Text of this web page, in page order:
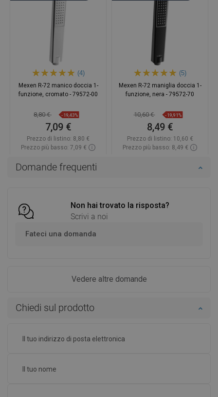
Domande frequenti
Non hai trovato la risposta?
Scrivi a noi
Fateci una domanda
Vedere altre domande
Chiedi sul prodotto
(4)
Mexen R-72 manico doccia 1-
funzione, cromato - 79572-00
8,80 € -19,43%
7,09 €
Prezzo di listino: 8,80 €
Prezzo più basso: 7,09 €
(5)
Mexen R-72 maniglia doccia 1-
funzione, nera - 79572-70
10,60 € -19,91%
8,49 €
Prezzo di listino: 10,60 €
Prezzo più basso: 8,49 €